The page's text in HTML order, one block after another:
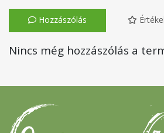
Hozzászólás
Nincs még hozzászólás a